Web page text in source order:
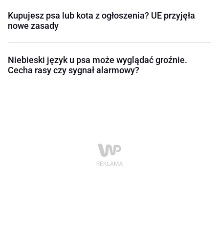
Kupujesz psa lub kota z ogłoszenia? UE przyjęła
nowe zasady
Niebieski język u psa może wyglądać groźnie.
Cecha rasy czy sygnał alarmowy?